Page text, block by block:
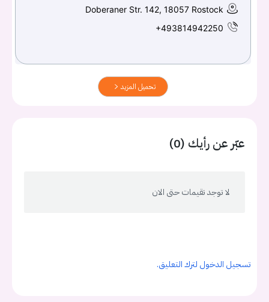
Doberaner Str. 142, 18057 Rostock
+493814942250
تحميل المزيد
عبّر عن رأيك (0)
لا توجد تقيمات حتى الان
تسجيل الدخول لترك التعليق.